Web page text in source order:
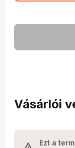
Vásárlói
Ezt a